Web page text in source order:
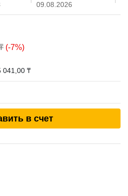
09.08.2026
(-7%)
041,00 ₸
в счет